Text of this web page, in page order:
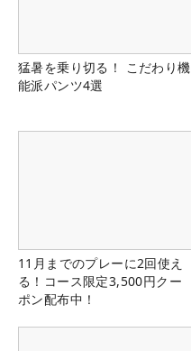
猛暑を乗り切る！ こだわり機
能派パンツ4選
11月までのプレーに2回使え
る！コース限定3,500円クー
ポン配布中！